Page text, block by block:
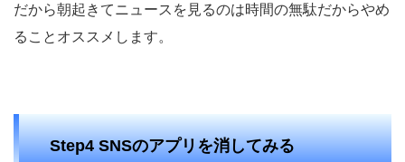
だから朝起きてニュースを見るのは時間の無駄だからやめ
ることオススメします。
Step4 SNSのアプリを消してみる